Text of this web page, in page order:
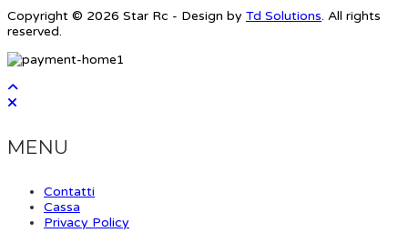
Copyright © 2026 Star Rc - Design by Td Solutions. All rights
reserved.
MENU
Contatti
Cassa
Privacy Policy